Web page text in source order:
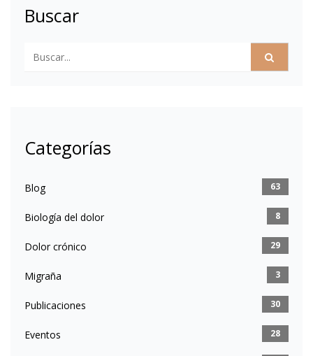
Buscar
Categorías
Blog 63
Biología del dolor 8
Dolor crónico 29
Migraña 3
Publicaciones 30
Eventos 28